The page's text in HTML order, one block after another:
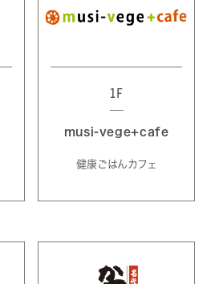
1F
musi-vege+cafe
健康ごはんカフェ